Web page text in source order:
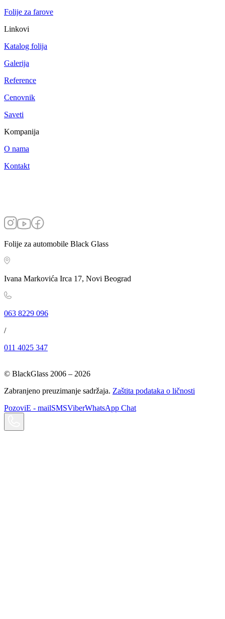
Folije za farove
Linkovi
Katalog folija
Galerija
Reference
Cenovnik
Saveti
Kompanija
O nama
Kontakt
Folije za automobile Black Glass
Ivana Markovića Irca 17, Novi Beograd
063 8229 096
/
011 4025 347
© BlackGlass 2006 – 2026
Zabranjeno preuzimanje sadržaja. Zaštita podataka o ličnosti
PozoviE - mailSMSViberWhatsApp Chat